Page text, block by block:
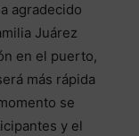
agradecido
Juárez
en el puerto,
más rápida
se
y el